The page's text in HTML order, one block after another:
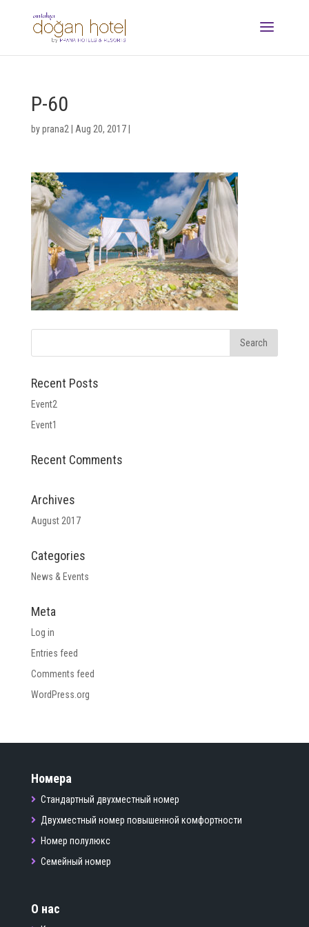
P-60
byprana2 Aug 20, 2017|
Recent Posts
Event2
Event1
Recent Comments
Archives
August 2017
Categories
News & Events
Meta
Log in
Entries feed
Comments feed
WordPress.org
Номера
Стандартный двухместный номер
Двухместный номер повышенной комфортности
Номер полулюкс
Семейный номер
О нас